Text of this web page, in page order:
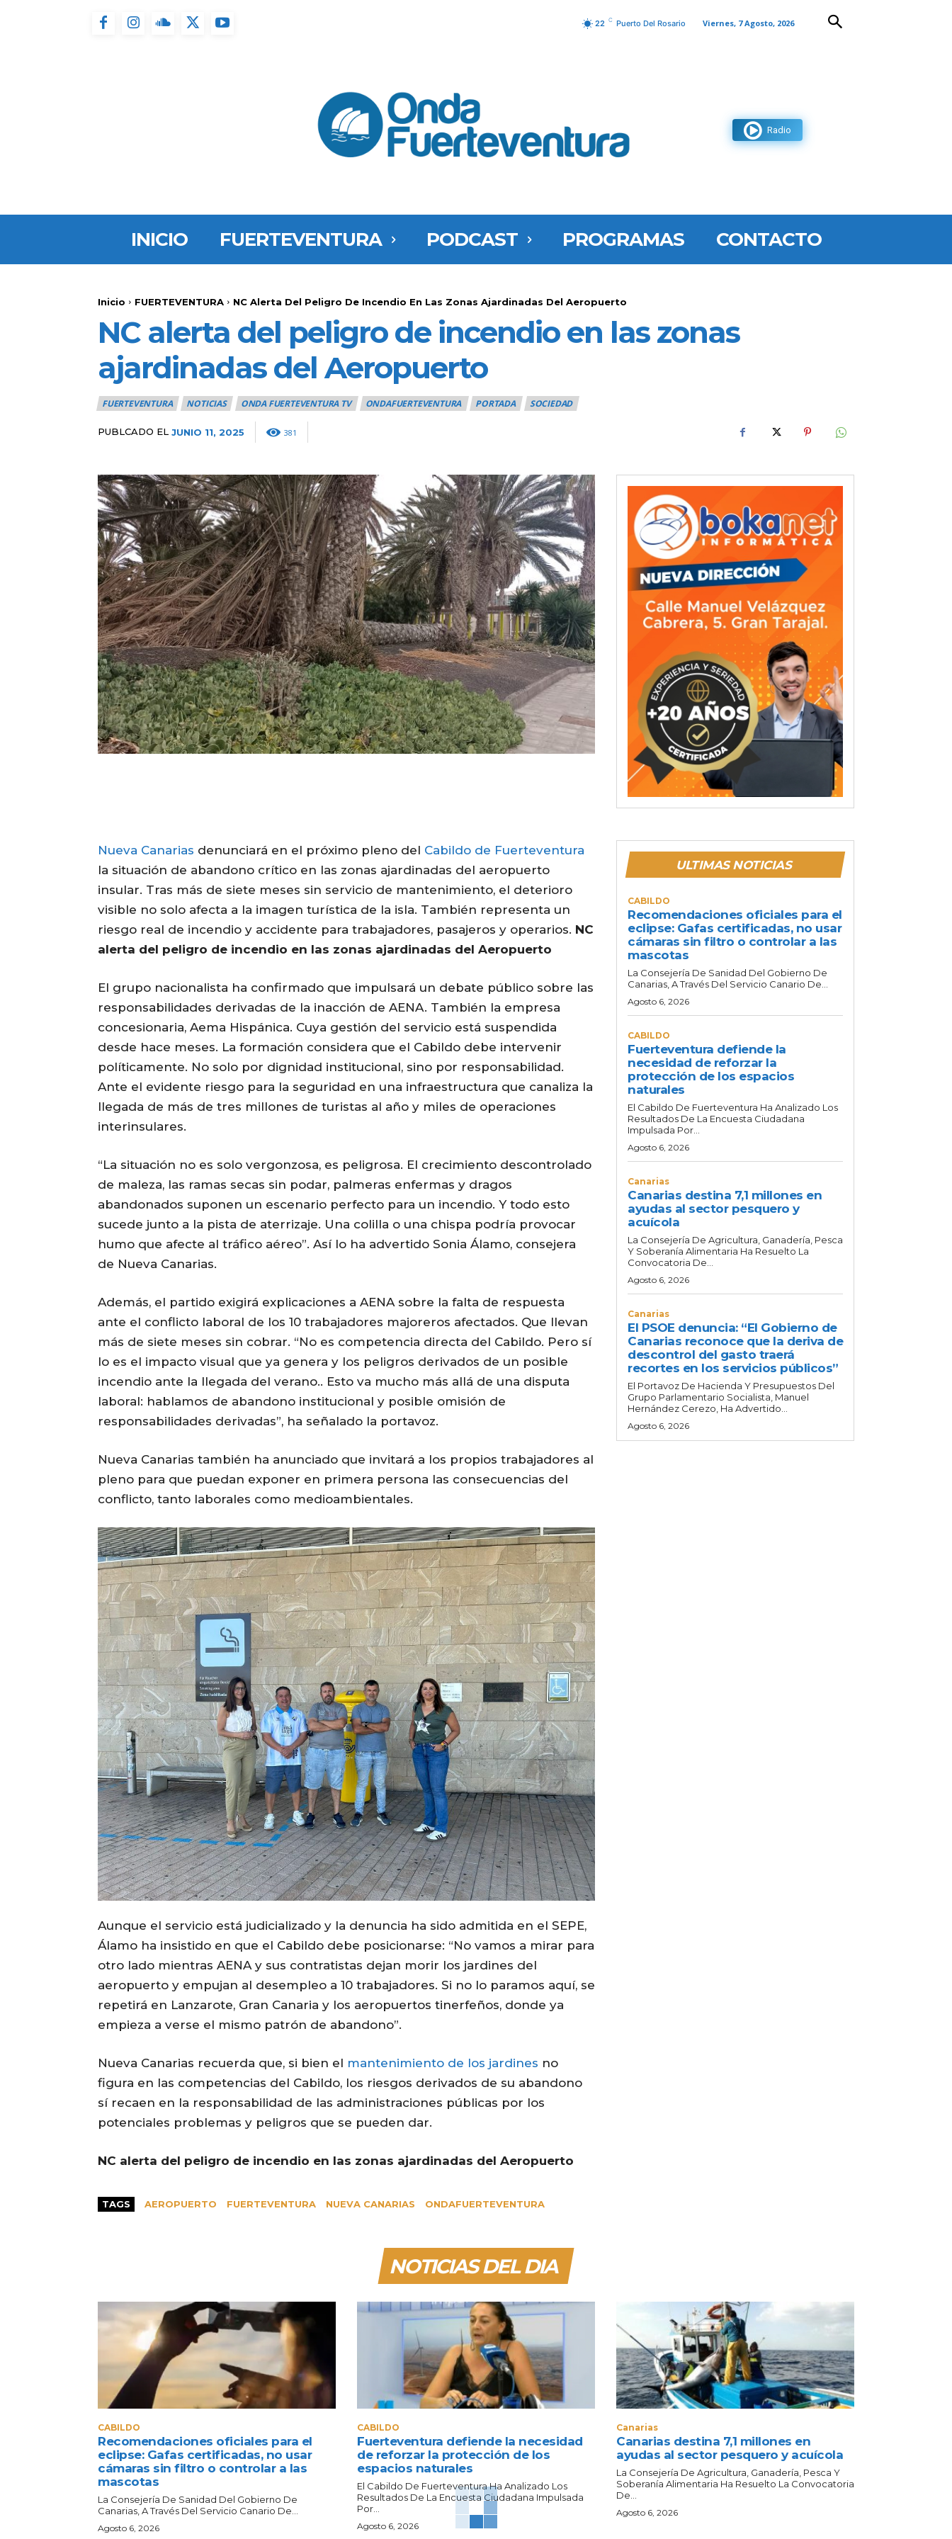
22 C Puerto Del Rosario Viernes, 7 Agosto, 2026
Radio
INICIO FUERTEVENTURA PODCAST PROGRAMAS CONTACTO
Inicio FUERTEVENTURA NC Alerta Del Peligro De Incendio En Las Zonas Ajardinadas Del Aeropuerto
NC alerta del peligro de incendio en las zonas
ajardinadas del Aeropuerto
FUERTEVENTURA NOTICIAS ONDA FUERTEVENTURA TV ONDAFUERTEVENTURA PORTADA SOCIEDAD
PUBLCADO EL JUNIO 11, 2025 381
Nueva Canarias denunciará en el próximo pleno del Cabildo de Fuerteventura
la situación de abandono crítico en las zonas ajardinadas del aeropuerto
insular. Tras más de siete meses sin servicio de mantenimiento, el deterioro
visible no solo afecta a la imagen turística de la isla. También representa un
riesgo real de incendio y accidente para trabajadores, pasajeros y operarios. NC
alerta del peligro de incendio en las zonas ajardinadas del Aeropuerto
El grupo nacionalista ha confirmado que impulsará un debate público sobre las
responsabilidades derivadas de la inacción de AENA. También la empresa
concesionaria, Aema Hispánica. Cuya gestión del servicio está suspendida
desde hace meses. La formación considera que el Cabildo debe intervenir
políticamente. No solo por dignidad institucional, sino por responsabilidad.
Ante el evidente riesgo para la seguridad en una infraestructura que canaliza la
llegada de más de tres millones de turistas al año y miles de operaciones
interinsulares.
“La situación no es solo vergonzosa, es peligrosa. El crecimiento descontrolado
de maleza, las ramas secas sin podar, palmeras enfermas y dragos
abandonados suponen un escenario perfecto para un incendio. Y todo esto
sucede junto a la pista de aterrizaje. Una colilla o una chispa podría provocar
humo que afecte al tráfico aéreo”. Así lo ha advertido Sonia Álamo, consejera
de Nueva Canarias.
Además, el partido exigirá explicaciones a AENA sobre la falta de respuesta
ante el conflicto laboral de los 10 trabajadores majoreros afectados. Que llevan
más de siete meses sin cobrar. “No es competencia directa del Cabildo. Pero sí
lo es el impacto visual que ya genera y los peligros derivados de un posible
incendio ante la llegada del verano.. Esto va mucho más allá de una disputa
laboral: hablamos de abandono institucional y posible omisión de
responsabilidades derivadas”, ha señalado la portavoz.
Nueva Canarias también ha anunciado que invitará a los propios trabajadores al
pleno para que puedan exponer en primera persona las consecuencias del
conflicto, tanto laborales como medioambientales.
Aunque el servicio está judicializado y la denuncia ha sido admitida en el SEPE,
Álamo ha insistido en que el Cabildo debe posicionarse: “No vamos a mirar para
otro lado mientras AENA y sus contratistas dejan morir los jardines del
aeropuerto y empujan al desempleo a 10 trabajadores. Si no lo paramos aquí, se
repetirá en Lanzarote, Gran Canaria y los aeropuertos tinerfeños, donde ya
empieza a verse el mismo patrón de abandono”.
Nueva Canarias recuerda que, si bien el mantenimiento de los jardines no
figura en las competencias del Cabildo, los riesgos derivados de su abandono
sí recaen en la responsabilidad de las administraciones públicas por los
potenciales problemas y peligros que se pueden dar.
NC alerta del peligro de incendio en las zonas ajardinadas del Aeropuerto
TAGS AEROPUERTO FUERTEVENTURA NUEVA CANARIAS ONDAFUERTEVENTURA
ULTIMAS NOTICIAS
CABILDO
Recomendaciones oficiales para el
eclipse: Gafas certificadas, no usar
cámaras sin filtro o controlar a las
mascotas
La Consejería De Sanidad Del Gobierno De
Canarias, A Través Del Servicio Canario De...
Agosto 6, 2026
CABILDO
Fuerteventura defiende la
necesidad de reforzar la
protección de los espacios
naturales
El Cabildo De Fuerteventura Ha Analizado Los
Resultados De La Encuesta Ciudadana
Impulsada Por...
Agosto 6, 2026
Canarias
Canarias destina 7,1 millones en
ayudas al sector pesquero y
acuícola
La Consejería De Agricultura, Ganadería, Pesca
Y Soberanía Alimentaria Ha Resuelto La
Convocatoria De...
Agosto 6, 2026
Canarias
El PSOE denuncia: “El Gobierno de
Canarias reconoce que la deriva de
descontrol del gasto traerá
recortes en los servicios públicos”
El Portavoz De Hacienda Y Presupuestos Del
Grupo Parlamentario Socialista, Manuel
Hernández Cerezo, Ha Advertido...
Agosto 6, 2026
NOTICIAS DEL DIA
CABILDO
Recomendaciones oficiales para el
eclipse: Gafas certificadas, no usar
cámaras sin filtro o controlar a las
mascotas
La Consejería De Sanidad Del Gobierno De
Canarias, A Través Del Servicio Canario De...
Agosto 6, 2026
CABILDO
Fuerteventura defiende la necesidad
de reforzar la protección de los
espacios naturales
El Cabildo De Fuerteventura Ha Analizado Los
Resultados De La Encuesta Ciudadana Impulsada
Por...
Agosto 6, 2026
Canarias
Canarias destina 7,1 millones en
ayudas al sector pesquero y acuícola
La Consejería De Agricultura, Ganadería, Pesca Y
Soberanía Alimentaria Ha Resuelto La Convocatoria
De...
Agosto 6, 2026